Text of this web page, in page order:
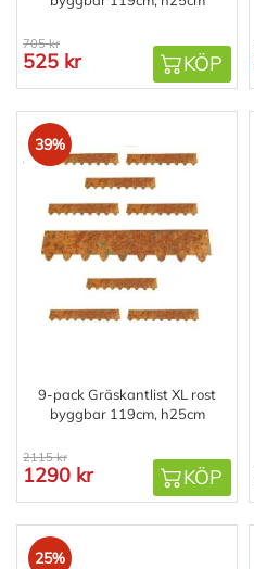
705 kr
525 kr KÖP
39%
9-pack Gräskantlist XL rost
byggbar 119cm, h25cm
2115 kr
1290 kr KÖP
25%